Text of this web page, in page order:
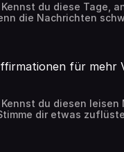
du diese Tage,
die Nachrichten
sich stapeln und selbst
wirken? In
ein Schlüssel zu
ist keine
eine bewusste Wahl –
für mehr
du diesen leisen
dir etwas
Zweifel lauter
Muskel, der trainiert